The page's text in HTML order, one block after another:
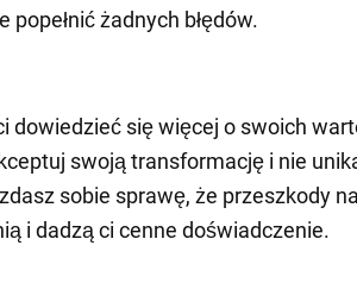
popełnić żadnych błędów.
dowiedzieć się więcej o swoich
swoją transformację i nie
sobie sprawę, że przeszkody
i dadzą ci cenne doświadczenie.